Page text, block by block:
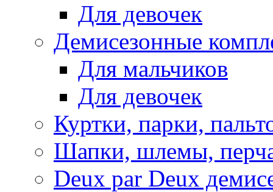
Для девочек
Демисезонные
Для мальчиков
Для девочек
Куртки, парки,
Шапки, шлемы,
Deux par Deux